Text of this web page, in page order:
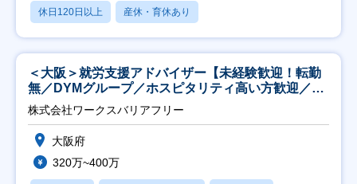
休日120日以上 産休・育休あり
＜大阪＞就労支援アドバイザー【未経験歓迎！転勤
無／DYMグループ／ホスピタリティ高い方歓迎／土
日祝】
株式会社ワークスバリアフリー
大阪府
320万~400万